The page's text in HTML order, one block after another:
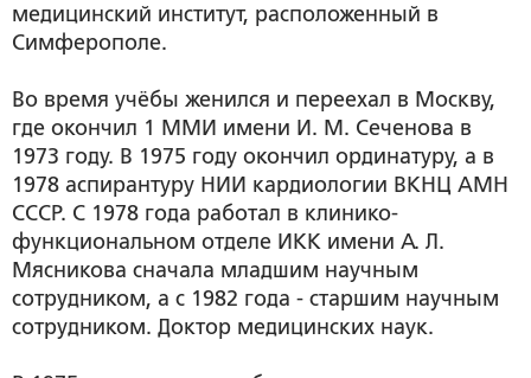
медицинский институт, расположенный в
Симферополе.
Во время учёбы женился и переехал в Москву,
где окончил 1 ММИ имени И. М. Сеченова в
1973 году. В 1975 году окончил ординатуру, а в
1978 аспирантуру НИИ кардиологии ВКНЦ АМН
СССР. С 1978 года работал в клинико-
функциональном отделе ИКК имени А. Л.
Мясникова сначала младшим научным
сотрудником, а с 1982 года - старшим научным
сотрудником. Доктор медицинских наук.